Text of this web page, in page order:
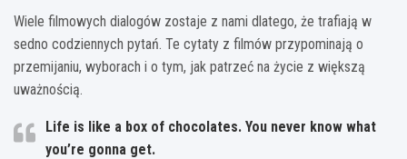
Wiele filmowych dialogów zostaje z nami dlatego, że trafiają w
sedno codziennych pytań. Te cytaty z filmów przypominają o
przemijaniu, wyborach i o tym, jak patrzeć na życie z większą
uważnością.
Life is like a box of chocolates. You never know what
you’re gonna get.